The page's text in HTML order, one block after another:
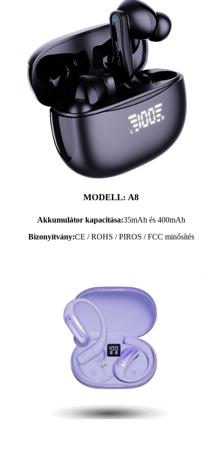
MODELL: A8
Akkumulátor kapacitása:35mAh és 400mAh
Bizonyítvány:CE / ROHS / PIROS / FCC minősítés